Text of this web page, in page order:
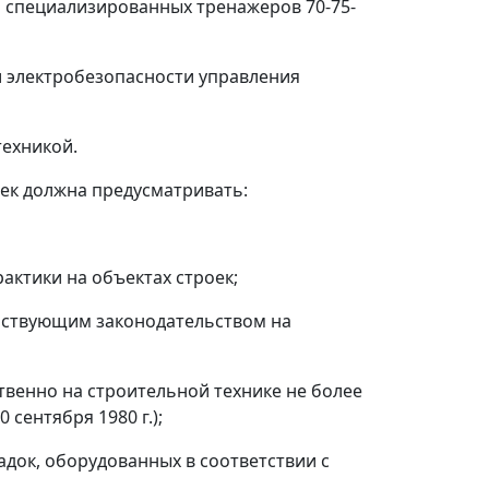
тренажеров 70-75-
управления
должна предусматривать:
на объектах строек;
законодательством на
на строительной технике не более
1980 г.);
оборудованных в соответствии с